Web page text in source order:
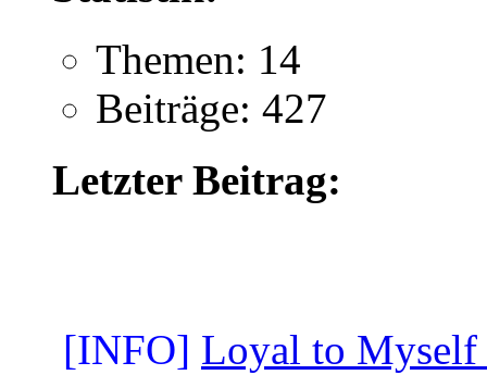
Themen: 14
Beiträge: 427
Letzter Beitrag:
[INFO] Loyal to